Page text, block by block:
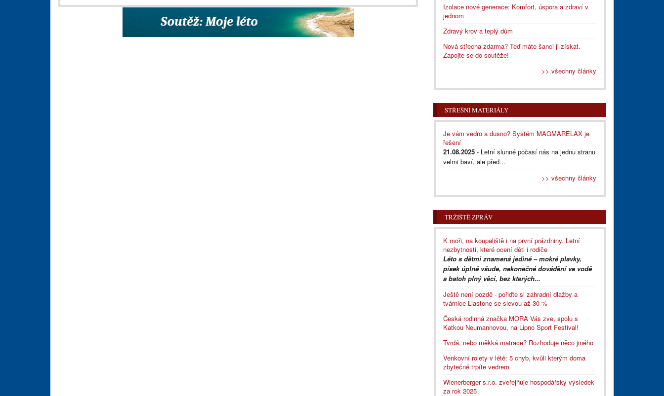
Izolace nové generace: Komfort, úspora a zdraví v
jednom
Zdravý krov a teplý dům
Nová střecha zdarma? Teď máte šanci ji získat.
Zapojte se do soutěže!
>> všechny články
STŘEŠNÍ MATERIÁLY
Je vám vedro a dusno? Systém MAGMARELAX je
řešení
21.08.2025 - Letní slunné počasí nás na jednu stranu
velmi baví, ale před...
>> všechny články
TRŽIŠTĚ ZPRÁV
K moři, na koupaliště i na první prázdniny. Letní
nezbytnosti, které ocení děti i rodiče
Léto s dětmi znamená jediné – mokré plavky,
písek úplně všude, nekonečné dovádění ve vodě
a batoh plný věcí, bez kterých...
Ještě není pozdě - pořiďte si zahradní dlažby a
tvárnice Liastone se slevou až 30 %
Česká rodinná značka MORA Vás zve, spolu s
Katkou Neumannovou, na Lipno Sport Festival!
Tvrdá, nebo měkká matrace? Rozhoduje něco jiného
Venkovní rolety v létě: 5 chyb, kvůli kterým doma
zbytečně trpíte vedrem
Wienerberger s.r.o. zveřejňuje hospodářský výsledek
za rok 2025